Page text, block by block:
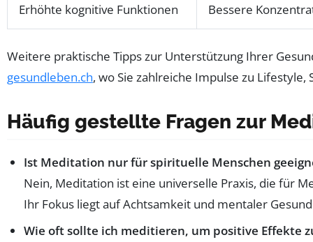
Erhöhte kognitive Funktionen Bessere
Weitere praktische Tipps zur Unterstützung Ihrer
gesundleben.ch, wo Sie zahlreiche Impulse zu Lifestyle,
Häufig gestellte Fragen zur
Ist Meditation nur für spirituelle Menschen
Nein, Meditation ist eine universelle Praxis, die für
Ihr Fokus liegt auf Achtsamkeit und mentaler
Wie oft sollte ich meditieren, um positive Effekte